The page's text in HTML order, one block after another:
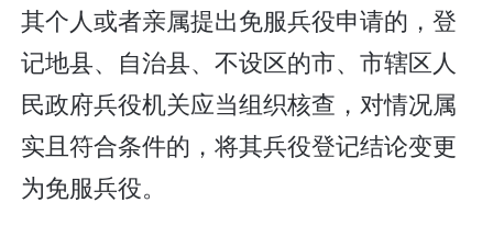
其个人或者亲属提出免服兵役申请的，登
记地县、自治县、不设区的市、市辖区人
民政府兵役机关应当组织核查，对情况属
实且符合条件的，将其兵役登记结论变更
为免服兵役。